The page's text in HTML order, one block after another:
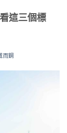
這三個標
而鋼